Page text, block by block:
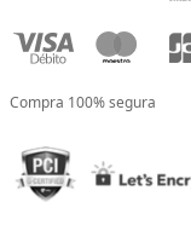
Compra 100% segura